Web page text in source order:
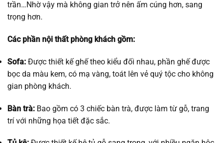
trần…Nhờ vậy mà không gian trở nên ấm cúng hơn, sang
trọng hơn.
Các phần nội thất phòng khách gồm:
Sofa: Được thiết kế ghế theo kiểu đối nhau, phần ghế được
bọc da màu kem, có mạ vàng, toát lên vẻ quý tộc cho không
gian phòng khách.
Bàn trà: Bao gồm có 3 chiếc bàn trà, được làm từ gỗ, trang
trí với những họa tiết đặc sắc.